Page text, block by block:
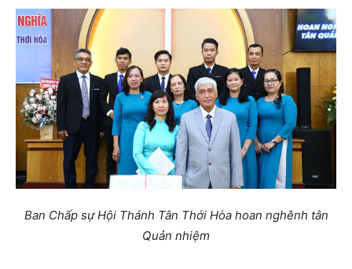
Ban Chấp sự Hội Thánh Tân Thới Hòa hoan nghênh tân
Quản nhiệm